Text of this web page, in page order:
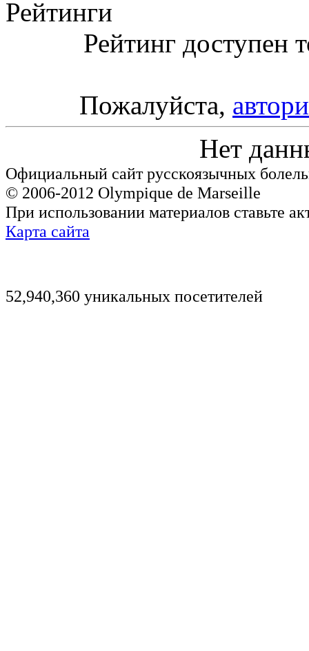
Рейтинги
Рейтинг доступен
Пожалуйста,
Нет
Официальный сайт русскоязычных
© 2006-2012 Olympique de Marseille
При использовании материалов ставьте
Карта сайта
52,940,360 уникальных посетителей